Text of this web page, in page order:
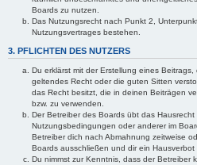
Boards zu nutzen.
Das Nutzungsrecht nach Punkt 2,
Nutzungsvertrages bestehen.
3. PFLICHTEN DES NUTZERS
Du erklärst mit der Erstellung eines
geltendes Recht oder die guten Sitten
das Recht besitzt, die in deinen Beiträgen
bzw. zu verwenden.
Der Betreiber des Boards übt das
Nutzungsbedingungen oder anderer im
Betreiber dich nach Abmahnung zeitweise
Boards ausschließen und dir ein Hausverbot
Du nimmst zur Kenntnis, dass der Betreiber